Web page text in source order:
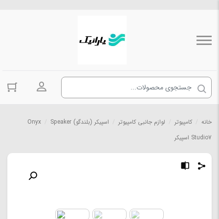
ورود به
خانه کامپیوتر لوازم جانبی کامپیوتر اسپیکر (بلندگو) Speaker
Onyx
Studio7 اسپیکر